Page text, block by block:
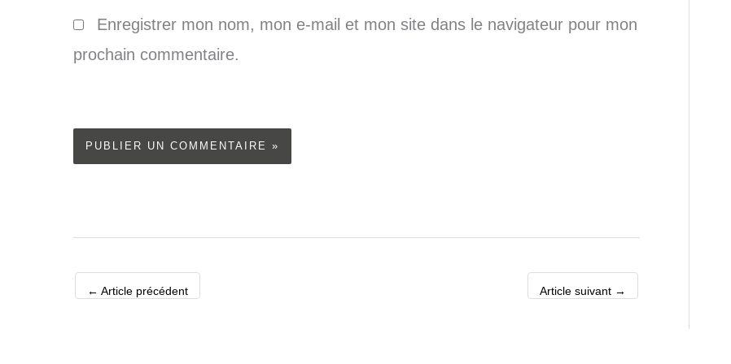
Enregistrer mon nom, mon e-mail et mon site dans le navigateur pour mon
prochain commentaire.
← Article précédent Article suivant →